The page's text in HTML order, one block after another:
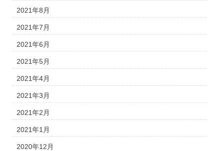
2021年8月
2021年7月
2021年6月
2021年5月
2021年4月
2021年3月
2021年2月
2021年1月
2020年12月